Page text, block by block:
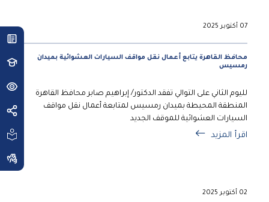
07 أكتوبر 2025
محافظ القاهرة يتابع أعمال نقل مواقف السيارات العشوائية بميدان
رمسيس
لليوم الثاني على التوالي تفقد الدكتور/ إبراهيم صابر محافظ القاهرة
المنطقة المحيطة بميدان رمسيس لمتابعة أعمال نقل مواقف
السيارات العشوائية للموقف الجديد
اقرأ المزيد
02 أكتوبر 2025